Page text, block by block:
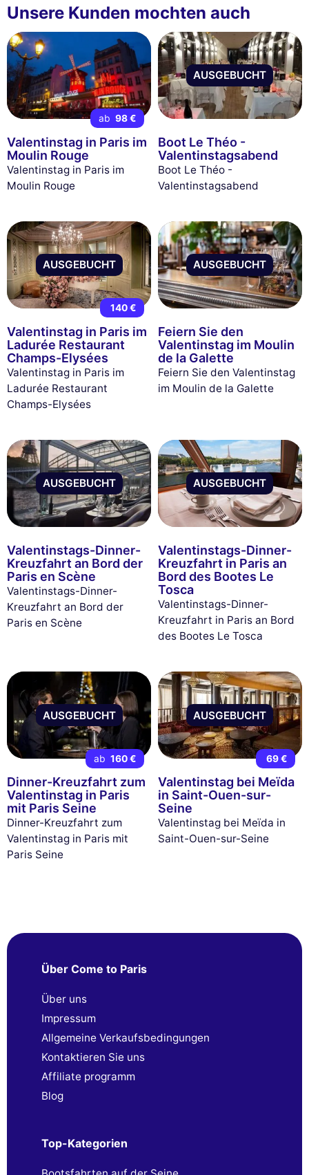
Unsere Kunden mochten auch
ab 98 €
Valentinstag in Paris im
Moulin Rouge
Valentinstag in Paris im
Moulin Rouge
AUSGEBUCHT
Boot Le Théo -
Valentinstagsabend
Boot Le Théo -
Valentinstagsabend
AUSGEBUCHT
140 €
Valentinstag in Paris im
Ladurée Restaurant
Champs-Elysées
Valentinstag in Paris im
Ladurée Restaurant
Champs-Elysées
AUSGEBUCHT
Feiern Sie den
Valentinstag im Moulin
de la Galette
Feiern Sie den Valentinstag
im Moulin de la Galette
AUSGEBUCHT
Valentinstags-Dinner-
Kreuzfahrt an Bord der
Paris en Scène
Valentinstags-Dinner-
Kreuzfahrt an Bord der
Paris en Scène
AUSGEBUCHT
Valentinstags-Dinner-
Kreuzfahrt in Paris an
Bord des Bootes Le
Tosca
Valentinstags-Dinner-
Kreuzfahrt in Paris an Bord
des Bootes Le Tosca
AUSGEBUCHT
ab 160 €
Dinner-Kreuzfahrt zum
Valentinstag in Paris
mit Paris Seine
Dinner-Kreuzfahrt zum
Valentinstag in Paris mit
Paris Seine
AUSGEBUCHT
69 €
Valentinstag bei Meïda
in Saint-Ouen-sur-
Seine
Valentinstag bei Meïda in
Saint-Ouen-sur-Seine
Über Come to Paris
Über uns
Impressum
Allgemeine Verkaufsbedingungen
Kontaktieren Sie uns
Affiliate programm
Blog
Top-Kategorien